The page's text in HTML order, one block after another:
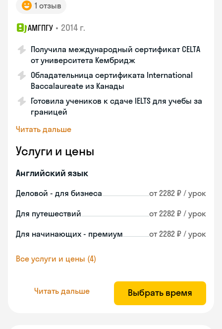
1 отзыв
АМГПГУ • 2014 г.
Получила международный сертификат CELTA
от университета Кембридж
Обладательница сертификата International
Baccalaureate из Канады
Готовила учеников к сдаче IELTS для учебы за
границей
Читать дальше
Услуги и цены
Английский язык
Деловой - для бизнеса от 2282 ₽ / урок
Для путешествий от 2282 ₽ / урок
Для начинающих - премиум от 2282 ₽ / урок
Все услуги и цены (4)
Читать дальше Выбрать время